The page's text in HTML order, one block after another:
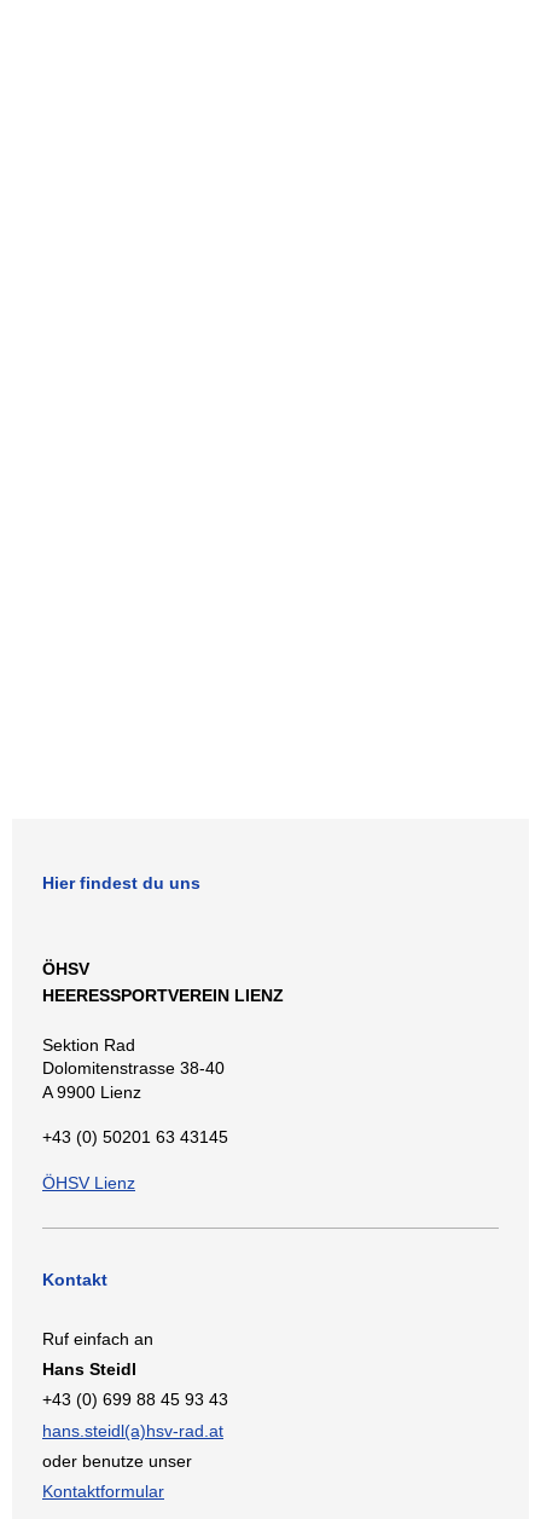
Hier findest du uns
ÖHSV
HEERESSPORTVEREIN LIENZ
Sektion Rad
Dolomitenstrasse 38-40
A 9900 Lienz
+43 (0) 50201 63 43145
ÖHSV Lienz
Kontakt
Ruf einfach an
Hans Steidl
+43 (0) 699 88 45 93 43
hans.steidl(a)hsv-rad.at
oder benutze unser
Kontaktformular